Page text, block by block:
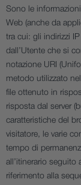
Sono le
Web (anche da
tra cui: gli indirizzi
dall’Utente che si
notazione URI
metodo utilizzato
file ottenuto in
risposta dal server
caratteristiche del
visitatore, le varie
tempo di
all’itinerario seguito
riferimento alla